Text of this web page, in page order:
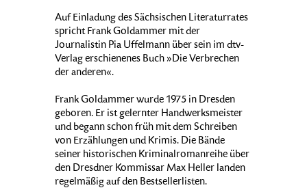
Auf Einladung des Sächsischen Literaturrates
spricht Frank Goldammer mit der
Journalistin Pia Uffelmann über sein im dtv-
Verlag erschienenes Buch »Die Verbrechen
der anderen«.
Frank Goldammer wurde 1975 in Dresden
geboren. Er ist gelernter Handwerksmeister
und begann schon früh mit dem Schreiben
von Erzählungen und Krimis. Die Bände
seiner historischen Kriminalromanreihe über
den Dresdner Kommissar Max Heller landen
regelmäßig auf den Bestsellerlisten.